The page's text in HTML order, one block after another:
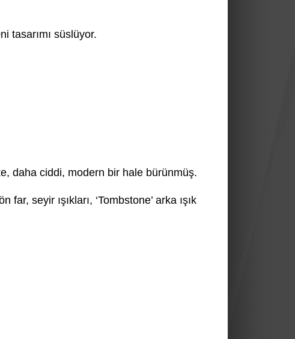
tasarımı süslüyor.
daha ciddi, modern bir hale bürünmüş.
seyir ışıkları, ‘Tombstone’ arka ışık